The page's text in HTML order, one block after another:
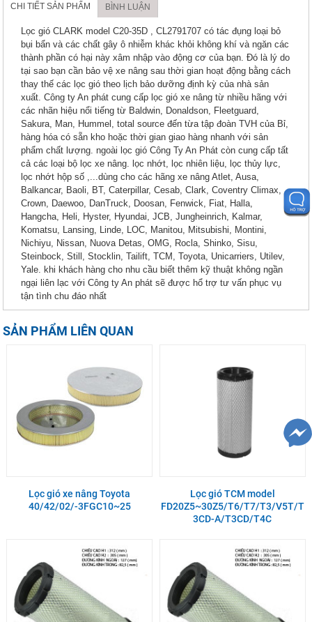
CHI TIẾT SẢN PHẨM BÌNH LUẬN
Lọc gió CLARK model C20-35D , CL2791707 có tác đụng loại bỏ
bụi bẩn và các chất gây ô nhiễm khác khỏi không khí và ngăn các
thành phần có hại này xâm nhập vào động cơ của bạn. Đó là lý do
tại sao bạn cần bảo vệ xe nâng sau thời gian hoạt động bằng cách
thay thế các lọc gió theo lịch bảo dưỡng định kỳ của nhà sản
xuất. Công ty An phát cung cấp lọc gió xe nâng từ nhiều hãng với
các nhãn hiệu nổi tiếng từ Baldwin, Donaldson, Fleetguard,
Sakura, Man, Hummel, total source đến từa tập đoàn TVH của Bỉ,
hàng hóa có sẵn kho hoặc thời gian giao hàng nhanh với sản
phẩm chất lượng. ngoài lọc gió Công Ty An Phát còn cung cấp tất
cả các loại bộ lọc xe nâng. lọc nhớt, lọc nhiên liệu, lọc thủy lực,
lọc nhớt hộp số ,...dùng cho các hãng xe nâng Atlet, Ausa,
Balkancar, Baoli, BT, Caterpillar, Cesab, Clark, Coventry Climax,
Crown, Daewoo, DanTruck, Doosan, Fenwick, Fiat, Halla,
Hangcha, Heli, Hyster, Hyundai, JCB, Jungheinrich, Kalmar,
Komatsu, Lansing, Linde, LOC, Manitou, Mitsubishi, Montini,
Nichiyu, Nissan, Nuova Detas, OMG, Rocla, Shinko, Sisu,
Steinbock, Still, Stocklin, Tailift, TCM, Toyota, Unicarriers, Utilev,
Yale. khi khách hàng cho nhu cầu biết thêm kỹ thuật không ngần
ngại liên lạc với Công ty An phát sẽ được hổ trợ tư vấn phục vụ
tận tình chu đáo nhất
SẢN PHẨM LIÊN QUAN
Lọc gió xe nâng Toyota
40/42/02/-3FGC10~25
Lọc gió TCM model
FD20Z5~30Z5/T6/T7/T3/V5T/T
3CD-A/T3CD/T4C